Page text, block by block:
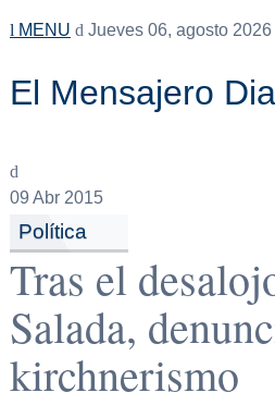
MENU Jueves 06, agosto 2026
El Mensajero
09 Abr 2015
Política
Tras el
Salada,
kirchnerismo